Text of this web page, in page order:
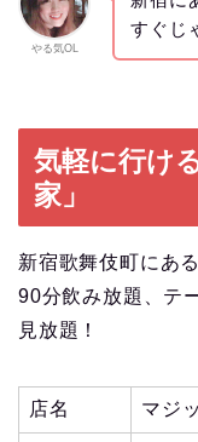
やる気OL
すぐじ
気軽に行け
家」
新宿歌舞伎町にあ
90分飲み放題、テ
見放題！
店名 マジ